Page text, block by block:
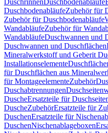
DuschrinnenDuschbodenabläufe
DuschbodenabläufeZubehör für
Zubehör für Duschbodenabläufe
WandabläufeZubehör für
WandabläufeDuschwannen und
Duschwannen und Duschflächen
Mineralwerkstoff und Geberit
Installationselemente
für Duschflächen aus
für MontageelementeZubehör
Duschabtrennungen
DuscheErsatzteile für
DuscheZubehörErsatzteile für
DuschenErsatzteile für
DuschenNischenablageboxen